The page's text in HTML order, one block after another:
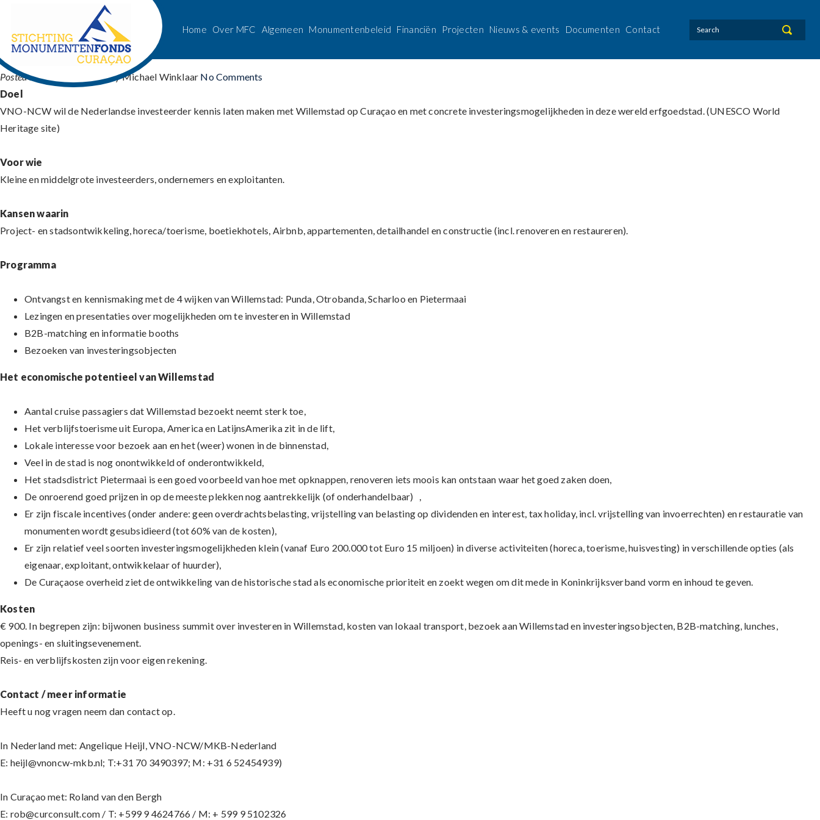
Home Over MFC Algemeen Monumentenbeleid Financiën Projecten Nieuws & events Documenten Contact
Posts Tagged ‘VNO-NCW Investeringsmissie’
VNO-NCW Investeringsmissie naar Willemstad, Curaçao, van 10-12 Oktober 2019
Posted on:July 17th, 2019byMichael Winklaar No Comments
Doel
VNO-NCW wil de Nederlandse investeerder kennis laten maken met Willemstad op Curaçao en met concrete investeringsmogelijkheden in deze wereld erfgoedstad. (UNESCO World
Heritage site)
Voor wie
Kleine en middelgrote investeerders, ondernemers en exploitanten.
Kansen waarin
Project- en stadsontwikkeling, horeca/toerisme, boetiekhotels, Airbnb, appartementen, detailhandel en constructie (incl. renoveren en restaureren).
Programma
Ontvangst en kennismaking met de 4 wijken van Willemstad: Punda, Otrobanda, Scharloo en Pietermaai
Lezingen en presentaties over mogelijkheden om te investeren in Willemstad
B2B-matching en informatie booths
Bezoeken van investeringsobjecten
Het economische potentieel van Willemstad
Aantal cruise passagiers dat Willemstad bezoekt neemt sterk toe,
Het verblijfstoerisme uit Europa, America en LatijnsAmerika zit in de lift,
Lokale interesse voor bezoek aan en het (weer) wonen in de binnenstad,
Veel in de stad is nog onontwikkeld of onderontwikkeld,
Het stadsdistrict Pietermaai is een goed voorbeeld van hoe met opknappen, renoveren iets moois kan ontstaan waar het goed zaken doen,
De onroerend goed prijzen in op de meeste plekken nog aantrekkelijk (of onderhandelbaar) ,
Er zijn fiscale incentives (onder andere: geen overdrachtsbelasting, vrijstelling van belasting op dividenden en interest, tax holiday, incl. vrijstelling van invoerrechten) en restauratie van
monumenten wordt gesubsidieerd (tot 60% van de kosten),
Er zijn relatief veel soorten investeringsmogelijkheden klein (vanaf Euro 200.000 tot Euro 15 miljoen) in diverse activiteiten (horeca, toerisme, huisvesting) in verschillende opties (als
eigenaar, exploitant, ontwikkelaar of huurder),
De Curaçaose overheid ziet de ontwikkeling van de historische stad als economische prioriteit en zoekt wegen om dit mede in Koninkrijksverband vorm en inhoud te geven.
Kosten
€ 900. In begrepen zijn: bijwonen business summit over investeren in Willemstad, kosten van lokaal transport, bezoek aan Willemstad en investeringsobjecten, B2B-matching, lunches,
openings- en sluitingsevenement.
Reis- en verblijfskosten zijn voor eigen rekening.
Contact / meer informatie
Heeft u nog vragen neem dan contact op.
In Nederland met: Angelique Heijl, VNO-NCW/MKB-Nederland
E: heijl@vnoncw-mkb.nl; T:+31 70 3490397; M: +31 6 52454939)
In Curaçao met: Roland van den Bergh
E: rob@curconsult.com / T: +599 9 4624766 / M: + 599 9 5102326